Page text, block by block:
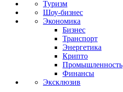
Туризм
Шоу-бизнес
Экономика
Бизнес
Транспорт
Энергетика
Крипто
Промышленность
Финансы
Эксклюзив